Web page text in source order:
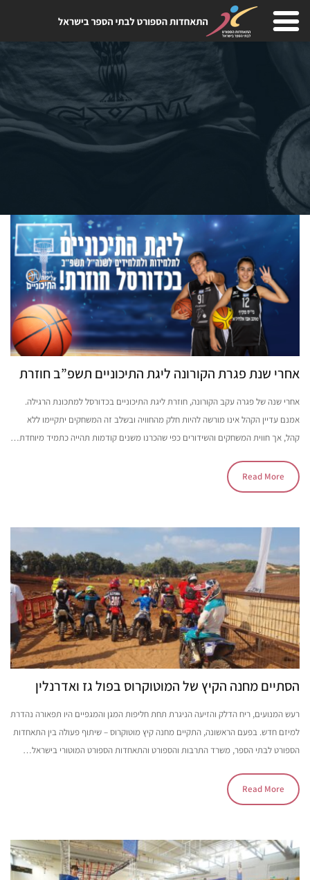
אחרי שנת פגרת הקורונה ליגת התיכוניים תשפ”ב חוזרת
אחרי שנה של פגרה עקב הקורונה, חוזרת ליגת התיכוניים בכדורסל למתכונת הרגילה.
אמנם עדיין הקהל אינו מורשה להיות חלק מהחוויה ובשלב זה המשחקים יתקיימו ללא
קהל, אך חווית המשחקים והשידורים כפי שהכרנו משנים קודמות תהייה כתמיד מיוחדת…
Read More
הסתיים מחנה הקיץ של המוטוקרוס בפול גז ואדרנלין
רעש המנועים, ריח הדלק והזיעה הניגרת תחת חליפות המגן והמגפיים היו תפאורה נהדרת
למיזם חדש. בפעם הראשונה, התקיים מחנה קיץ מוטוקרוס – שיתוף פעולה בין התאחדות
הספורט לבתי הספר, משרד התרבות והספורט והתאחדות הספורט המוטורי בישראל…
Read More